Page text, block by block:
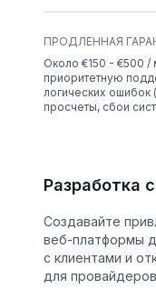
ПРОДЛЕННАЯ
Около €150 - €500 /
приоритетную
логических ошибок
просчеты, сбои
Разработка
Создавайте
веб-платформы
с клиентами и
для